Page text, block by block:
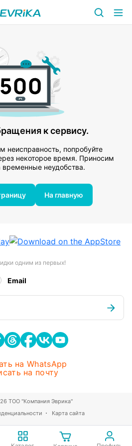
к сервису.
неисправность, попробуйте
некоторое время. Приносим
временные неудобства.
На главную
одним из первых!
Email
на WhatsApp
на почту
Карта сайта
ТОО "Компания Эврика"